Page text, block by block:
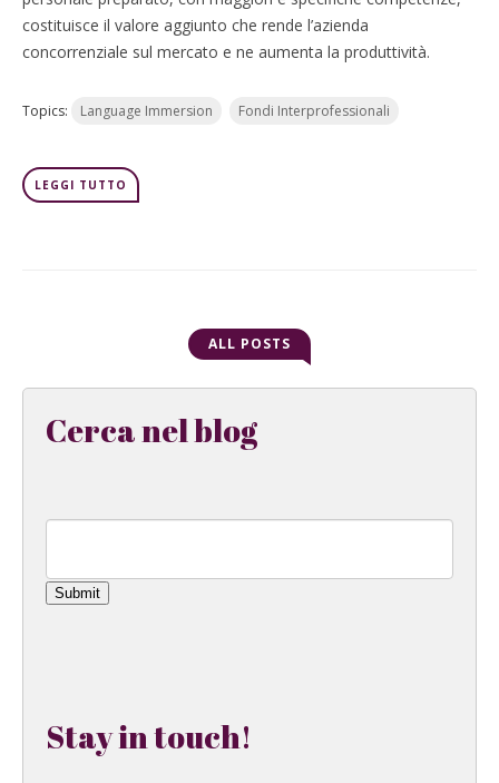
costituisce il valore aggiunto che rende l’azienda
concorrenziale sul mercato e ne aumenta la produttività.
Topics: Language Immersion Fondi Interprofessionali
LEGGI TUTTO
ALL POSTS
Cerca nel blog
Submit
Stay in touch!